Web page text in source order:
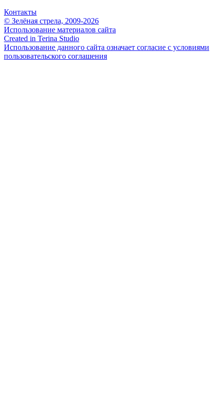
Контакты
© Зелёная стрела, 2009-2026
Использование материалов сайта
Created in Terina Studio
Использование данного сайта означает согласие с условиями
пользовательского соглашения